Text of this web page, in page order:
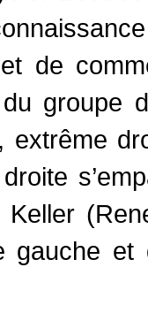
de
groupe
extrême
Keller
gauche et